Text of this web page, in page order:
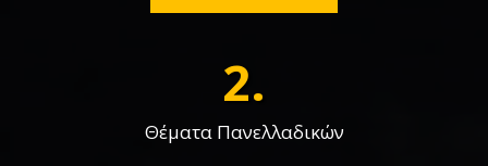
2.
Θέματα Πανελλαδικών